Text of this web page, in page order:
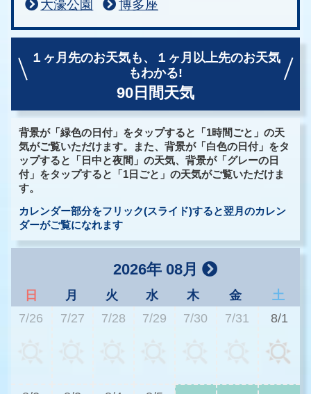
大濠公園
博多座
１ヶ月先のお天気も、
１ヶ月以上先のお天気
もわかる!
90日間天気
背景が「緑色の日付」をタップすると「1時間ごと」の天
気がご覧いただけます。また、背景が「白色の日付」をタ
ップすると「日中と夜間」の天気、背景が「グレーの日
付」をタップすると「1日ごと」の天気がご覧いただけま
す。
カレンダー部分をフリック(スライド)すると翌月のカレン
ダーがご覧になれます
2026年 08月
日 月 火 水 木 金
土
7/26
7/27 7/28 7/29 7/30 7/31 8/1